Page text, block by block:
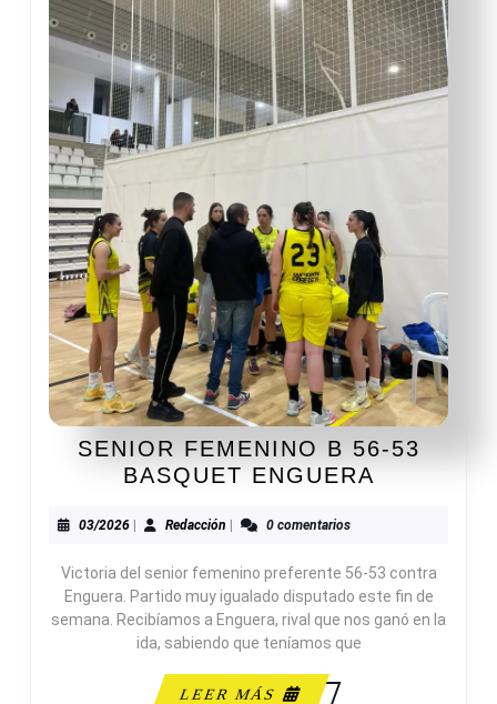
SENIOR FEMENINO B 56-53
BASQUET ENGUERA
53
BASQUET
ENGUERA
03/202603/2026
| RedacciónRedacción
| 0 comentarios
Victoria del senior femenino preferente 56-53 contra
Enguera. Partido muy igualado disputado este fin de
semana. Recibíamos a Enguera, rival que nos ganó en la
ida, sabiendo que teníamos que
LEER MÁS
LEER